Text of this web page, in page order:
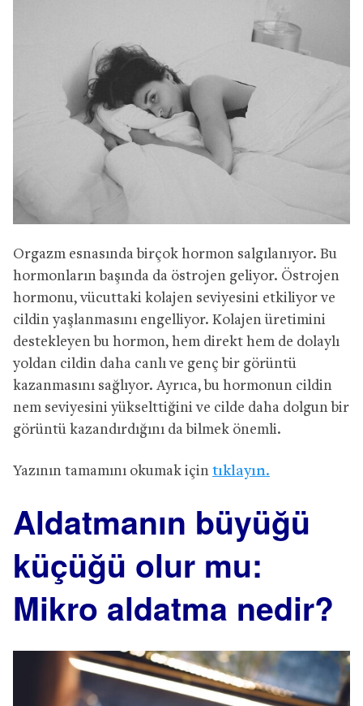
Orgazm esnasında birçok hormon salgılanıyor. Bu
hormonların başında da östrojen geliyor. Östrojen
hormonu, vücuttaki kolajen seviyesini etkiliyor ve
cildin yaşlanmasını engelliyor. Kolajen üretimini
destekleyen bu hormon, hem direkt hem de dolaylı
yoldan cildin daha canlı ve genç bir görüntü
kazanmasını sağlıyor. Ayrıca, bu hormonun cildin
nem seviyesini yükselttiğini ve cilde daha dolgun bir
görüntü kazandırdığını da bilmek önemli.
Yazının tamamını okumak için tıklayın.
Aldatmanın büyüğü
küçüğü olur mu:
Mikro aldatma nedir?